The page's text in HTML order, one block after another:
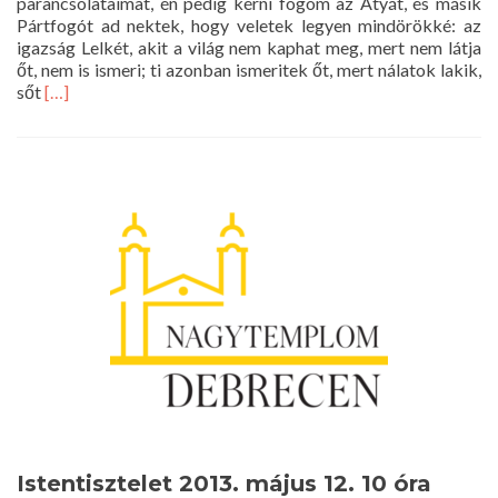
Pártfogót ad nektek, hogy veletek legyen mindörökké: az
igazság Lelkét, akit a világ nem kaphat meg, mert nem látja
őt, nem is ismeri; ti azonban ismeritek őt, mert nálatok lakik,
sőtRead
[…]
Istentisztelet 2013. május 12. 10 óra